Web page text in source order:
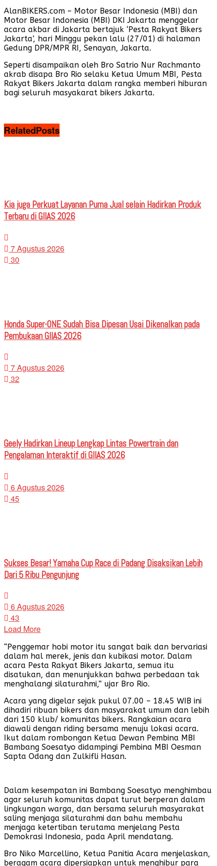
AlanBIKERS.com – Motor Besar Indonesia (MBI) dan
Motor Besar Indonesia (MBI) DKI Jakarta menggelar
acara akbar di Jakarta bertajuk ‘Pesta Rakyat Bikers
Jakarta’, hari Minggu pekan lalu (27/01) di halaman
Gedung DPR/MPR RI, Senayan, Jakarta.
Seperti disampaikan oleh Bro Satrio Nur Rachmanto
akrab disapa Bro Rio selaku Ketua Umum MBI, Pesta
Rakyat Bikers Jakarta dalam rangka memberi hiburan
bagi seluruh masyakarat bikers Jakarta.
RelatedPosts
Kia juga Perkuat Layanan Purna Jual selain Hadirkan Produk
Terbaru di GIIAS 2026
7 Agustus 2026
30
Honda Super-ONE Sudah Bisa Dipesan Usai Dikenalkan pada
Pembukaan GIIAS 2026
7 Agustus 2026
32
Geely Hadirkan Lineup Lengkap Lintas Powertrain dan
Pengalaman Interaktif di GIIAS 2026
6 Agustus 2026
45
Sukses Besar! Yamaha Cup Race di Padang Disaksikan Lebih
Dari 5 Ribu Pengunjung
6 Agustus 2026
43
Load More
“Penggemar hobi motor itu sangat baik dan bervariasi
dalam hal merek, jenis dan kubikasi motor. Dalam
acara Pesta Rakyat Bikers Jakarta, semua itu
disatukan, dan menunjukkan bahwa perbedaan tak
menghalangi silaturahmi,” ujar Bro Rio.
Acara yang digelar sejak pukul 07.00 – 18.45 WIB ini
dihadiri ribuan bikers dan masyarakat umum dan lebih
dari 150 klub/ komunitas bikers. Rangkaian acara
diawali dengan riding bersama menuju lokasi acara.
Ikut dalam rombongan Ketua Dewan Pembina MBI
Bambang Soesatyo didampingi Pembina MBI Oesman
Sapta Odang dan Zulkifli Hasan.
Dalam kesempatan ini Bambang Soesatyo menghimbau
agar seluruh komunitas dapat turut berperan dalam
lingkungan warga, dan bersama seluruh masyarakat
saling menjaga silaturahmi dan bahu membahu
menjaga ketertiban terutama menjelang Pesta
Demokrasi Indonesia, pada April mendatang.
Bro Niko Marcellino, Ketua Panitia Acara menjelaskan,
beragam acara dipersiapkan untuk menghibur para